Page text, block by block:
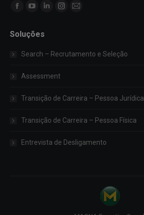
Encontre-nos em:
Facebook
opens
in
window
YouTube
opens
window
Linkedin
in
window
Instagram
Mail
Soluções
Search – Recrutamento e Seleção
Assessment
Transição de Carreira – Pessoa Jurídica
Transição de Carreira – Pessoa Física
Entrevista de Desligamento